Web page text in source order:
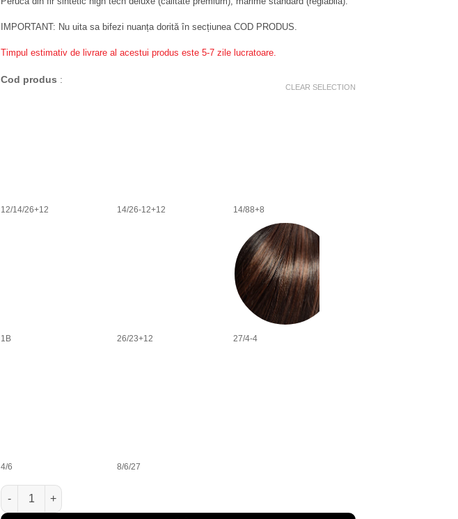
IMPORTANT: Nu uita sa bifezi nuanța dorită în secțiunea COD PRODUS.
Timpul estimativ de livrare al acestui produs este 5-7 zile lucratoare.
Cod produs :
12/14/26+12 14/26-12+12 14/88+8
1B 26/23+12 27/4-4
4/6 8/6/27
CLEAR SELECTION
Cantitate Visconti Gold Moon ******